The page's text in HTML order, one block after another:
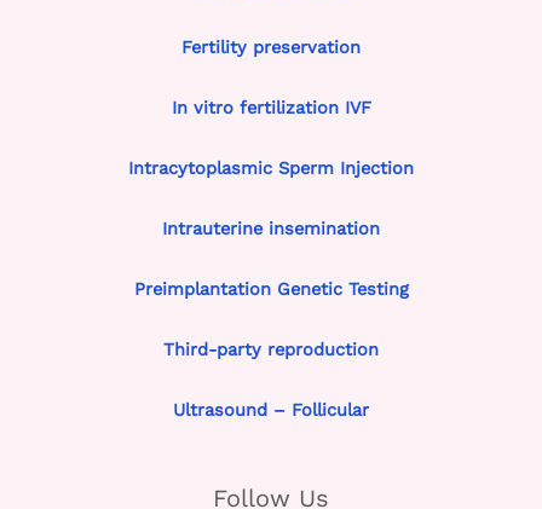
Fertility preservation
In vitro fertilization IVF
Intracytoplasmic Sperm Injection
Intrauterine insemination
Preimplantation Genetic Testing
Third-party reproduction
Ultrasound – Follicular
Follow Us